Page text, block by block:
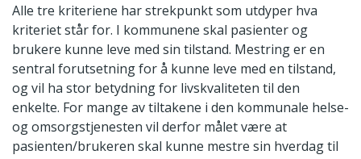
Alle tre kriteriene har strekpunkt som utdyper hva
kriteriet står for. I kommunene skal pasienter og
brukere kunne leve med sin tilstand. Mestring er en
sentral forutsetning for å kunne leve med en tilstand,
og vil ha stor betydning for livskvaliteten til den
enkelte. For mange av tiltakene i den kommunale helse-
og omsorgstjenesten vil derfor målet være at
pasienten/brukeren skal kunne mestre sin hverdag til